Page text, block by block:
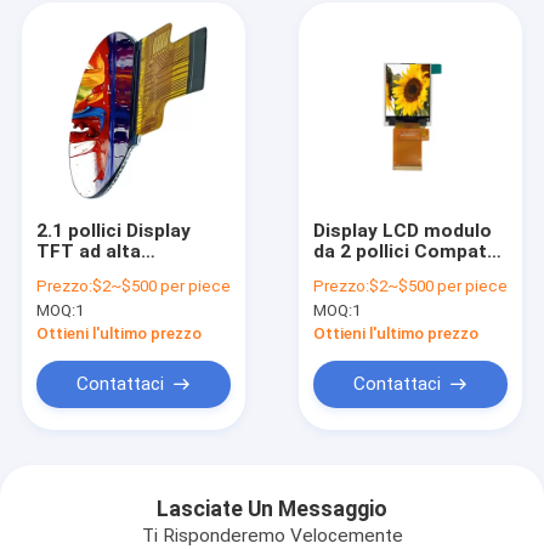
2.1 pollici Display
TFT ad alta
industriale Display
LCD TFT circolare
Prezzo:$2~$500 per piece
MOQ:1
Ottieni l'ultimo prezzo
Contattaci
Display LCD modulo
da 2 pollici Compatto
alta risoluzione
Prezzo:$2~$500 per piece
MOQ:1
Ottieni l'ultimo prezzo
Contattaci
Lasciate Un Messaggio
Ti Risponderemo Velocemente